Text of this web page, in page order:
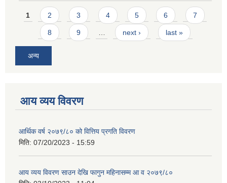
Pages
1 2 3 4 5 6 7
8 9 next › last »
अन्य
आय व्यय विवरण
आर्थिक वर्ष २०७९/८० को वित्तिय प्रगति विवरण
मिति: 07/20/2023 - 15:59
आय व्यय विवरण साउन देखि फागुन महिनासम्म आ व २०७९/८०